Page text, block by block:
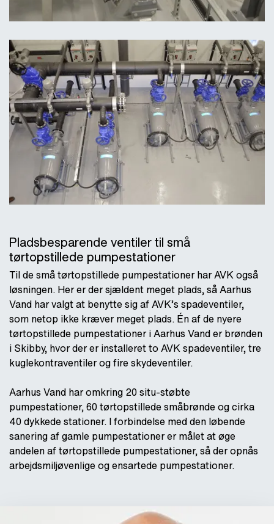
Pladsbesparende ventiler til små
tørtopstillede pumpestationer
Til de små tørtopstillede pumpestationer har AVK også
løsningen. Her er der sjældent meget plads, så Aarhus
Vand har valgt at benytte sig af AVK’s spadeventiler,
som netop ikke kræver meget plads. Én af de nyere
tørtopstillede pumpestationer i Aarhus Vand er brønden
i Skibby, hvor der er installeret to AVK spadeventiler, tre
kuglekontraventiler og fire skydeventiler.
Aarhus Vand har omkring 20 situ-støbte
pumpestationer, 60 tørtopstillede småbrønde og cirka
40 dykkede stationer. I forbindelse med den løbende
sanering af gamle pumpestationer er målet at øge
andelen af tørtopstillede pumpestationer, så der opnås
arbejdsmiljøvenlige og ensartede pumpestationer.